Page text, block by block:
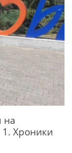
на
1. Хроники